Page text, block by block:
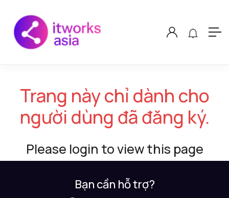
Trang này chỉ dành cho
người dùng đã đăng ký.
Please login to view this page
Bạn cần hỗ trợ?